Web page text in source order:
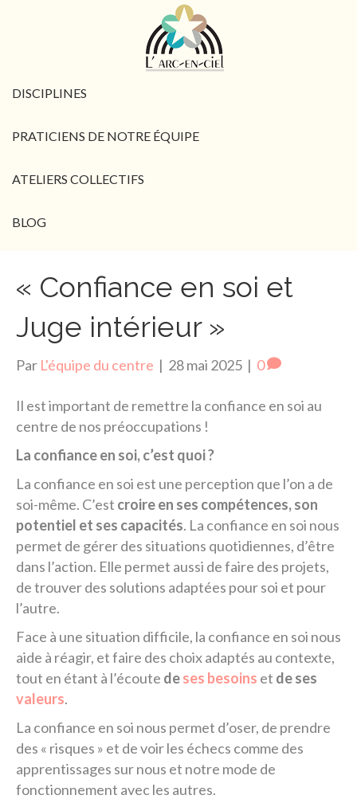
DISCIPLINES
PRATICIENS DE NOTRE ÉQUIPE
ATELIERS COLLECTIFS
BLOG
« Confiance en soi et
Juge intérieur »
Par L'équipe du centre | 28 mai 2025 | 0
Il est important de remettre la confiance en soi au
centre de nos préoccupations !
La confiance en soi, c’est quoi ?
La confiance en soi est une perception que l’on a de
soi-même. C’est croire en ses compétences, son
potentiel et ses capacités. La confiance en soi nous
permet de gérer des situations quotidiennes, d’être
dans l’action. Elle permet aussi de faire des projets,
de trouver des solutions adaptées pour soi et pour
l’autre.
Face à une situation difficile, la confiance en soi nous
aide à réagir, et faire des choix adaptés au contexte,
tout en étant à l’écoute deses besoins et de ses
valeurs.
La confiance en soi nous permet d’oser, de prendre
des « risques » et de voir les échecs comme des
apprentissages sur nous et notre mode de
fonctionnement avec les autres.